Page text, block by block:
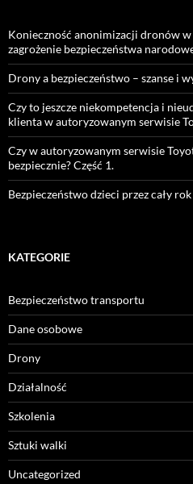
Konieczność anonimizacji dronów
zagrożenie bezpieczeństwa
Drony a bezpieczeństwo – szanse i
Czy to jeszcze niekompetencja i
klienta w autoryzowanym serwisie
Czy w autoryzowanym serwisie
bezpiecznie? Część 1.
Bezpieczeństwo dzieci przez cały rok
KATEGORIE
Bezpieczeństwo transportu
Dane osobowe
Drony
Działalność
Szkolenia
Sztuki walki
Uncategorized